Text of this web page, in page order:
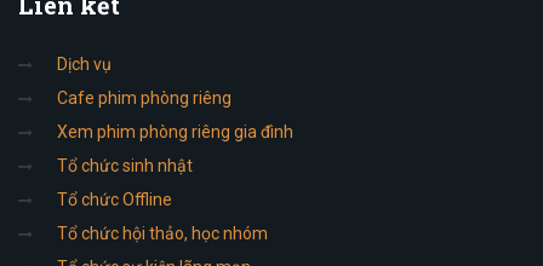
Dịch vụ
Cafe phim phòng riêng
Xem phim phòng riêng gia đình
Tổ chức sinh nhật
Tổ chức Offline
Tổ chức hội thảo, học nhóm